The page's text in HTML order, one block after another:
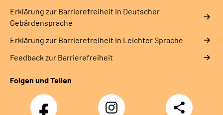
Erklärung zur Barrierefreiheit in Deutscher
Gebärdensprache
Erklärung zur Barrierefreiheit in Leichter Sprache
Feedback zur Barrierefreiheit
Folgen und Teilen
Facebook-
Kanal
Instagram-
Kanal
Teilen